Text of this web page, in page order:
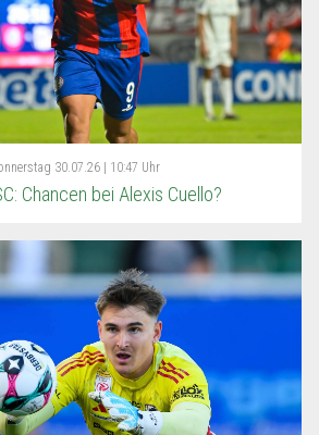
30.07.26 | 10:47 Uhr
Chancen bei Alexis Cuello?